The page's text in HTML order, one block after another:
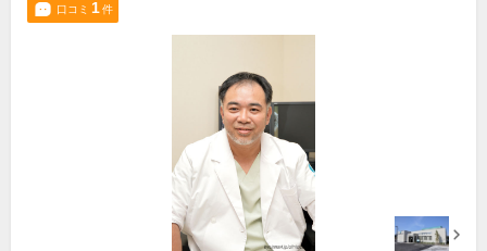
口コミ 1件